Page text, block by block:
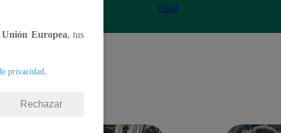
Final
Unión Europea, tus
privacidad.
Rechazar